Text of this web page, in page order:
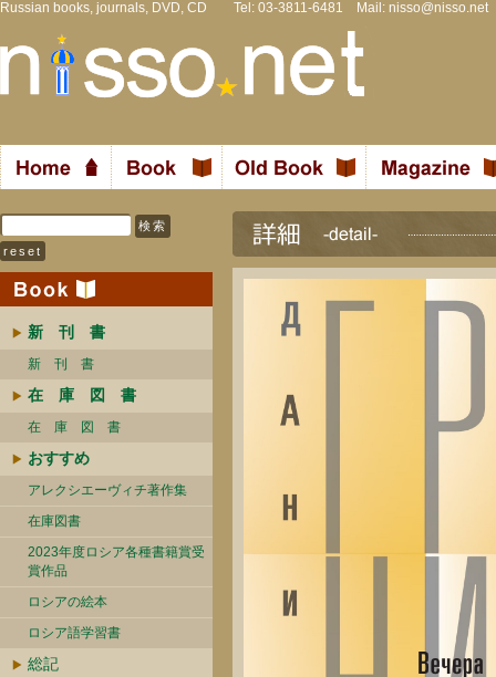
Russian books, journals, DVD, CD Tel: 03-3811-6481 Mail: nisso@nisso.net
新 刊 書
新 刊 書
在 庫 図 書
在 庫 図 書
おすすめ
アレクシエーヴィチ著作集
在庫図書
2023年度ロシア各種書籍賞受
賞作品
ロシアの絵本
ロシア語学習書
総記